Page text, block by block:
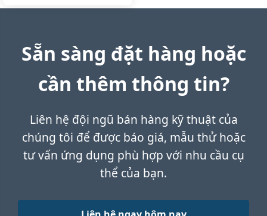
Sẵn sàng đặt hàng hoặc
cần thêm thông tin?
Liên hệ đội ngũ bán hàng kỹ thuật của
chúng tôi để được báo giá, mẫu thử hoặc
tư vấn ứng dụng phù hợp với nhu cầu cụ
thể của bạn.